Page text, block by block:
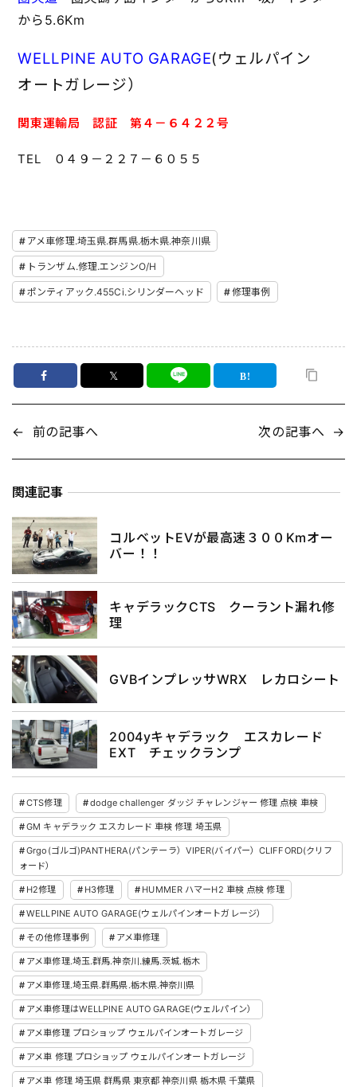
から5.6Km
WELLPINE AUTO GARAGE(ウェルパイン
オートガレージ）
関東運輸局 認証 第４－６４２２号
TEL ０４９－２２７－６０５５
アメ車修理.埼玉県.群馬県.栃木県.神奈川県
トランザム.修理.エンジンO/H
ポンティアック.455Ci.シリンダーヘッド 修理事例
𝕏
← 前の記事へ 次の記事へ →
関連記事
コルベットEVが最高速３００Kmオー
バー！！
キャデラックCTS クーラント漏れ修
理
GVBインプレッサWRX レカロシート
2004yキャデラック エスカレード
EXT チェックランプ
CTS修理 dodge challenger ダッジ チャレンジャー 修理 点検 車検
GM キャデラック エスカレード 車検 修理 埼玉県
Grgo(ゴルゴ)PANTHERA(パンテーラ）VIPER(バイパー）CLIFFORD(クリフ
ォード）
H2修理 H3修理 HUMMER ハマーH2 車検 点検 修理
WELLPINE AUTO GARAGE(ウェルパインオートガレージ）
その他修理事例 アメ車修理
アメ車修理.埼玉.群馬.神奈川.練馬.茨城.栃木
アメ車修理.埼玉県.群馬県.栃木県.神奈川県
アメ車修理はWELLPINE AUTO GARAGE(ウェルパイン）
アメ車修理 プロショップ ウェルパインオートガレージ
アメ車 修理 プロショップ ウェルパインオートガレージ
アメ車 修理 埼玉県 群馬県 東京都 神奈川県 栃木県 千葉県